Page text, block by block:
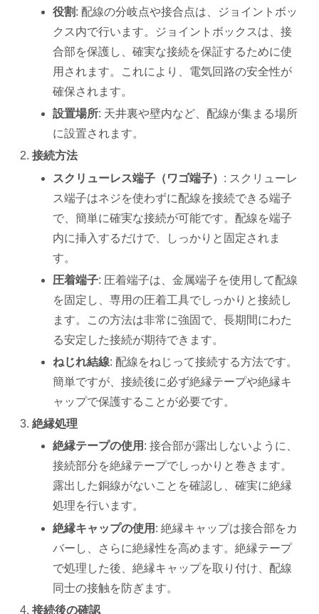
役割: 配線の分岐点や接合点は、ジョイントボッ
クス内で行います。ジョイントボックスは、接
合部を保護し、確実な接続を保証するために使
用されます。これにより、電気回路の安全性が
確保されます。
設置場所: 天井裏や壁内など、配線が集まる場所
に設置されます。
接続方法
スクリューレス端子（ワゴ端子） : スクリューレ
ス端子はネジを使わずに配線を接続できる端子
で、簡単に確実な接続が可能です。配線を端子
内に挿入するだけで、しっかりと固定されま
す。
圧着端子: 圧着端子は、金属端子を使用して配線
を固定し、専用の圧着工具でしっかりと接続し
ます。この方法は非常に強固で、長期間にわた
る安定した接続が期待できます。
ねじれ結線: 配線をねじって接続する方法です。
簡単ですが、接続後に必ず絶縁テープや絶縁キ
ャップで保護することが必要です。
絶縁処理
絶縁テープの使用 : 接合部が露出しないように、
接続部分を絶縁テープでしっかりと巻きます。
露出した銅線がないことを確認し、確実に絶縁
処理を行います。
絶縁キャップの使用 : 絶縁キャップは接合部をカ
バーし、さらに絶縁性を高めます。絶縁テープ
で処理した後、絶縁キャップを取り付け、配線
同士の接触を防ぎます。
接続後の確認